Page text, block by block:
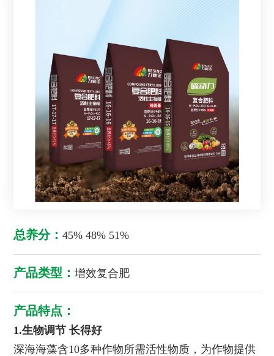
总养分：45% 48% 51%
产品类型：增效复合肥
产品特点：
1.生物调节 长得好
深海海藻含10多种作物所需活性物质，为作物提供